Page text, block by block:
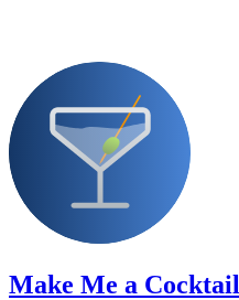
Make Me a Cocktail